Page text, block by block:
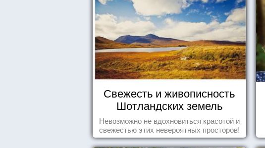
Свежесть и живописность
Шотландских земель
Невозможно не вдохновиться красотой и
свежестью этих невероятных просторов!